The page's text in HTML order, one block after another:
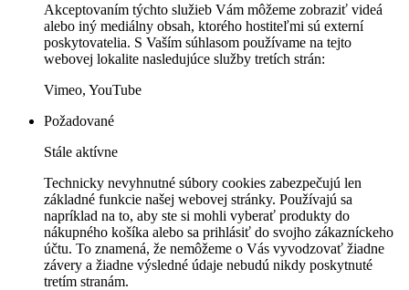
Akceptovaním týchto služieb Vám môžeme zobraziť videá
alebo iný mediálny obsah, ktorého hostiteľmi sú externí
poskytovatelia. S Vaším súhlasom používame na tejto
webovej lokalite nasledujúce služby tretích strán:
Vimeo, YouTube
Požadované
Stále aktívne
Technicky nevyhnutné súbory cookies zabezpečujú len
základné funkcie našej webovej stránky. Používajú sa
napríklad na to, aby ste si mohli vyberať produkty do
nákupného košíka alebo sa prihlásiť do svojho zákazníckeho
účtu. To znamená, že nemôžeme o Vás vyvodzovať žiadne
závery a žiadne výsledné údaje nebudú nikdy poskytnuté
tretím stranám.